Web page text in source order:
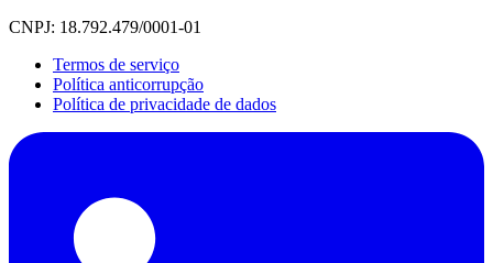
CNPJ: 18.792.479/0001-01
Termos de serviço
Política anticorrupção
Política de privacidade de dados